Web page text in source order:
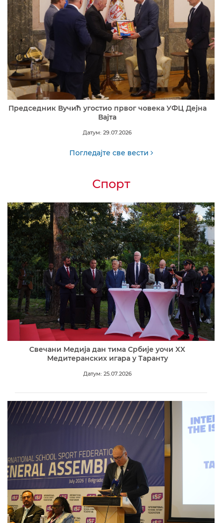
Председник Вучић угостио првог човека УФЦ Дејна
Вајта
Датум: 29.07.2026
Погледајте све вести
Спорт
Свечани Медија дан тима Србије уочи XX
Медитеранских игара у Таранту
Датум: 25.07.2026